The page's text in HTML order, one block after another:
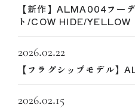
【新作】ALMA004フー
ト/COW HIDE/YELLOW
2026.02.22
【フラグシップモデル】
2026.02.15